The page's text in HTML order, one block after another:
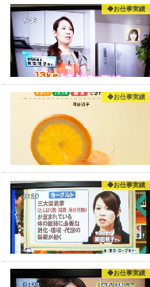
◆お仕事実績
◆お仕事実績
◆お仕事実績
◆お仕事実績